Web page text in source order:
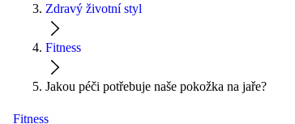
Zdravý životní styl
Fitness
Jakou péči potřebuje naše pokožka na jaře?
Fitness